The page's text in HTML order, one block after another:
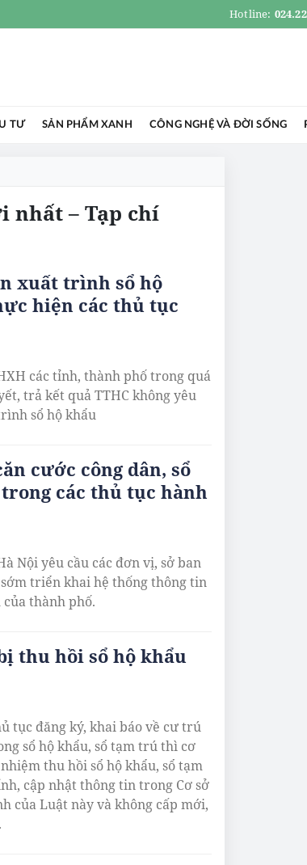
Hotline:
TƯ SẢN PHẨM XANH CÔNG NGHỆ VÀ ĐỜI SỐNG
nhất – Tạp chí
xuất trình sổ hộ
hiện các thủ tục
các tỉnh, thành phố trong quá
trả kết quả TTHC không yêu
sổ hộ khẩu
cước công dân, sổ
các thủ tục hành
Nội yêu cầu các đơn vị, sở ban
triển khai hệ thống thông tin
thành phố.
thu hồi sổ hộ khẩu
tục đăng ký, khai báo về cư trú
sổ hộ khẩu, sổ tạm trú thì cơ
thu hồi sổ hộ khẩu, sổ tạm
cập nhật thông tin trong Cơ sở
của Luật này và không cấp mới,